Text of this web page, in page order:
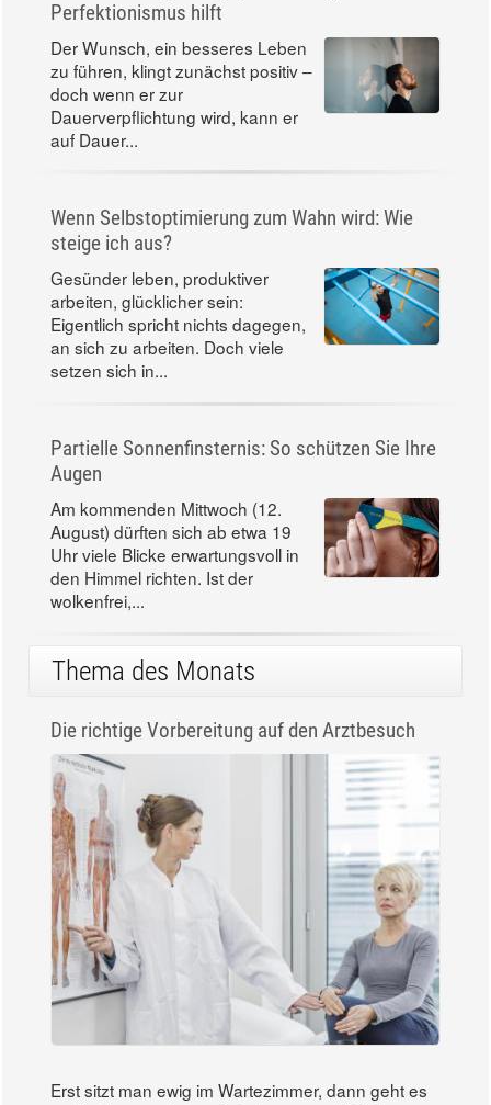
Perfektionismus hilft
Der Wunsch, ein besseres Leben
zu führen, klingt zunächst positiv –
doch wenn er zur
Dauerverpflichtung wird, kann er
auf Dauer...
Wenn Selbstoptimierung zum Wahn wird: Wie
steige ich aus?
Gesünder leben, produktiver
arbeiten, glücklicher sein:
Eigentlich spricht nichts dagegen,
an sich zu arbeiten. Doch viele
setzen sich in...
Partielle Sonnenfinsternis: So schützen Sie Ihre
Augen
Am kommenden Mittwoch (12.
August) dürften sich ab etwa 19
Uhr viele Blicke erwartungsvoll in
den Himmel richten. Ist der
wolkenfrei,...
Thema des Monats
Die richtige Vorbereitung auf den Arztbesuch
Erst sitzt man ewig im Wartezimmer, dann geht es